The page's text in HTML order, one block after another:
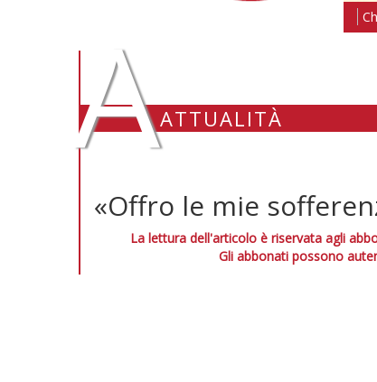
AATTUALITÀ
«Offro le mie
La lettura dell'articolo è riservata agli
Gli abbonati possono